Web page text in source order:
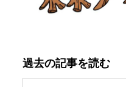
過去の記事を読む